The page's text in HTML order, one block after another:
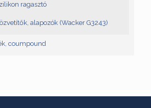
ragasztó
alapozók (Wacker G3243)
coumpound